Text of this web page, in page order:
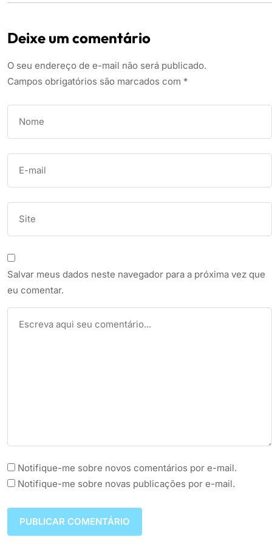
Deixe um comentário
O seu endereço de e-mail não será publicado.
Campos obrigatórios são marcados com *
Salvar meus dados neste navegador para a próxima vez que
eu comentar.
Notifique-me sobre novos comentários por e-mail.
Notifique-me sobre novas publicações por e-mail.